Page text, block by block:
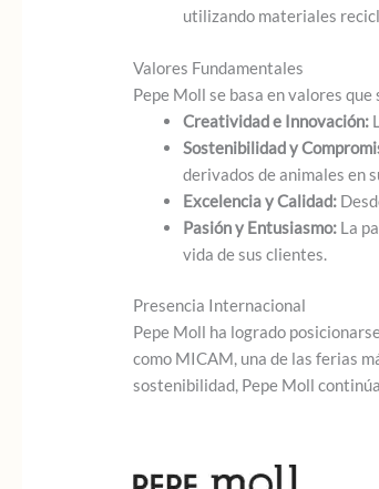
utilizando materiales
Valores Fundamentales
Pepe Moll se basa en valores
Creatividad e Innovación:
Sostenibilidad y
derivados de animales en
Excelencia y Calidad:
Pasión y Entusiasmo: La
vida de sus clientes.
Presencia Internacional
Pepe Moll ha logrado
como MICAM, una de las ferias
sostenibilidad, Pepe Moll